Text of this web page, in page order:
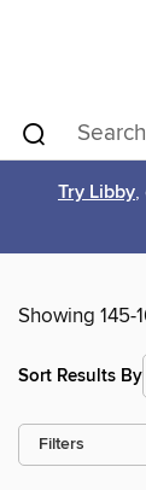
Try Libby,
Showing 145-
Sort Results By
Filters